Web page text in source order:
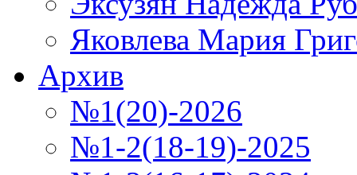
Яковлева Мария
Архив
№1(20)-2026
№1-2(18-19)-2025